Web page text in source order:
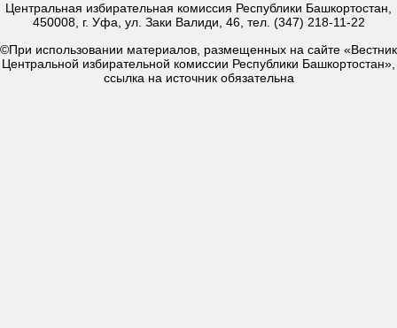
Центральная избирательная комиссия Республики Башкортостан,
450008, г. Уфа, ул. Заки Валиди, 46, тел. (347) 218-11-22
©При использовании материалов, размещенных на сайте «Вестник
Центральной избирательной комиссии Республики Башкортостан»,
ссылка на источник обязательна